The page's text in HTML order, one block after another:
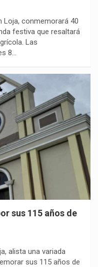
Loja, conmemorará 40
festiva que resaltará
Las
8…
sus 115 años de
alista una variada
sus 115 años de